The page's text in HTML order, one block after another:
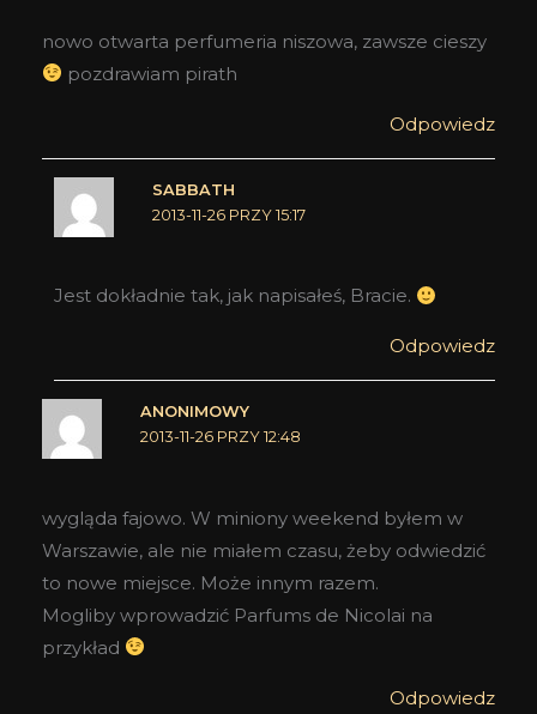
nowo otwarta perfumeria niszowa, zawsze cieszy
pozdrawiam pirath
Odpowiedz
SABBATH
2013-11-26 PRZY 15:17
Jest dokładnie tak, jak napisałeś, Bracie.
Odpowiedz
ANONIMOWY
2013-11-26 PRZY 12:48
wygląda fajowo. W miniony weekend byłem w
Warszawie, ale nie miałem czasu, żeby odwiedzić
to nowe miejsce. Może innym razem.
Mogliby wprowadzić Parfums de Nicolai na
przykład
Odpowiedz